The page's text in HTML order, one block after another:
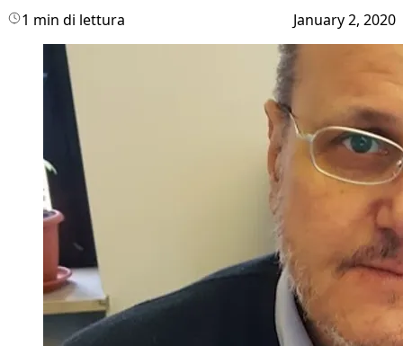
1 min di lettura January 2, 2020